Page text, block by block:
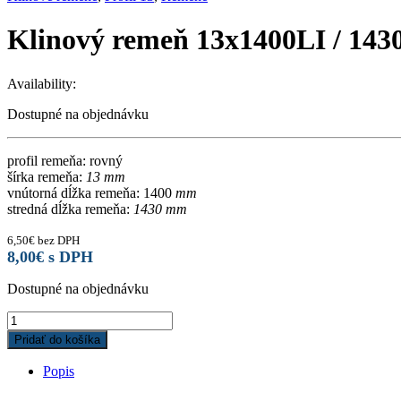
Klinový remeň 13x1400LI /
Availability:
Dostupné na objednávku
profil remeňa: rovný
šírka remeňa: 13 mm
vnútorná dĺžka remeňa: 1400 mm
stredná dĺžka remeňa: 1430 mm
6,50€ bez DPH
8,00€ s DPH
Dostupné na objednávku
Klinový
remeň
13x1400LI
1430LW
Pridať do košíka
Popis